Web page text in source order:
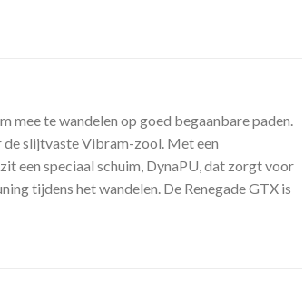
mee te wandelen op goed begaanbare paden.
de slijtvaste Vibram-zool. Met een
een speciaal schuim, DynaPU, dat zorgt voor
tijdens het wandelen. De Renegade GTX is